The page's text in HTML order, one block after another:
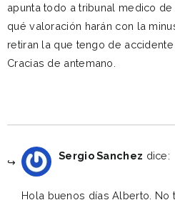
apunta todo a tribunal medico
qué valoración harán con la
retiran la que tengo de accidente
Cracias de antemano.
Sergio Sanchez dice:
Hola buenos días Alberto.